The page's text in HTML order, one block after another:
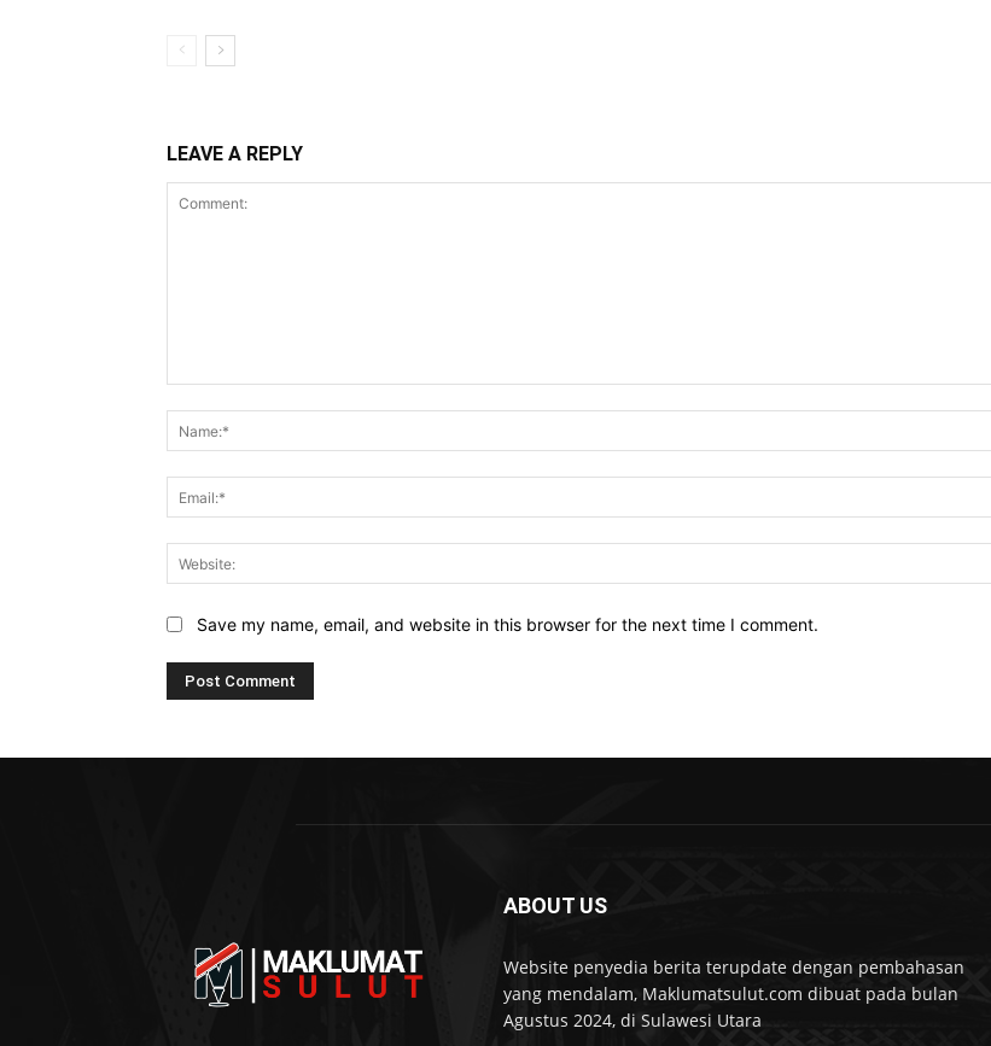
LEAVE A REPLY
Save my name, email, and website in this browser for the next time I comment.
ABOUT US
Website penyedia berita terupdate dengan pembahasan
yang mendalam, Maklumatsulut.com dibuat pada bulan
Agustus 2024, di Sulawesi Utara